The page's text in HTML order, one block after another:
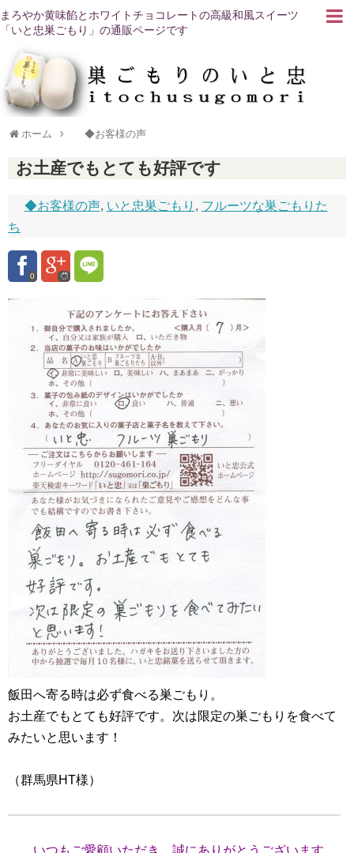
まろやか黄味餡とホワイトチョコレートの高級和風スイーツ
「いと忠巣ごもり」の通販ページです
ホーム ◆お客様の声
お土産でもとても好評です
◆お客様の声, いと忠巣ごもり , フルーツな巣ごもりた
ち
0
飯田へ寄る時は必ず食べる巣ごもり。
お土産でもとても好評です。次は限定の巣ごもりを食べて
みたいと思います！
（群馬県HT様）
いつもご愛顧いただき、誠にありがとうございます。